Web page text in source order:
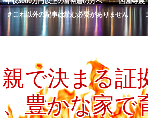
ン
キ
ッ
＃これ以外の記事は読む必要がありません
で決まる
豊かな家で